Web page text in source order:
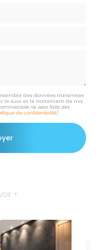
des données transmises
le suivi et le traitement de ma
ne sera faite des
de confidentialité)
+